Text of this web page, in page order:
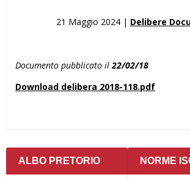
21 Maggio 2024 | Delibere
Documento pubblicato il 22/02/18
Download delibera 2018-118.pdf
ALBO PRETORIO NORME